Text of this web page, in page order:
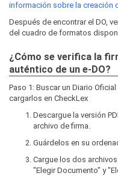
información sobre la creación
Después de encontrar el DO,
del cuadro de formatos
¿Cómo se verifica la
auténtico de un e-DO?
Paso 1: Buscar un Diario
cargarlos en CheckLex
Descargue la versión
archivo de firma.
Guárdelos en su
Cargue los dos
"Elegir Documento" y